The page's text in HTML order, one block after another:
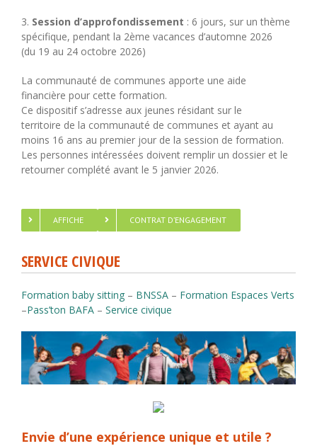
3. Session d’approfondissement : 6 jours, sur un thème
spécifique, pendant la 2ème vacances d’automne 2026
(du 19 au 24 octobre 2026)
La communauté de communes apporte une aide
financière pour cette formation.
Ce dispositif s’adresse aux jeunes résidant sur le
territoire de la communauté de communes et ayant au
moins 16 ans au premier jour de la session de formation.
Les personnes intéressées doivent remplir un dossier et le
retourner complété avant le 5 janvier 2026.
AFFICHE CONTRAT D’ENGAGEMENT
SERVICE CIVIQUE
Formation baby sitting – BNSSA – Formation Espaces Verts
–Pass’ton BAFA – Service civique
Envie d’une expérience unique et utile ?